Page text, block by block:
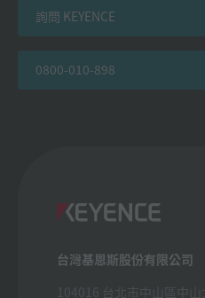
詢問 KEYENCE
0800-010-898
台灣基恩斯股份有限公司